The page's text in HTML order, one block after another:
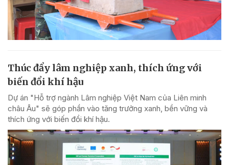
Thúc đẩy lâm nghiệp xanh, thích ứng với
biến đổi khí hậu
Dự án "Hỗ trợ ngành Lâm nghiệp Việt Nam của Liên minh
châu Âu" sẽ góp phần vào tăng trưởng xanh, bền vững và
thích ứng với biến đổi khí hậu.